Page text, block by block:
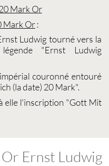
Mark Or
Mark Or:
Ludwig tourné vers la
"Ernst Ludwig
couronné entouré
(la date) 20 Mark".
elle l'inscription "Gott Mit
Ernst Ludwig